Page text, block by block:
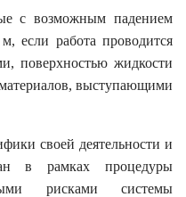
с возможным падением
если работа проводится
поверхностью жидкости
выступающими
своей деятельности и
в рамках процедуры
рисками системы